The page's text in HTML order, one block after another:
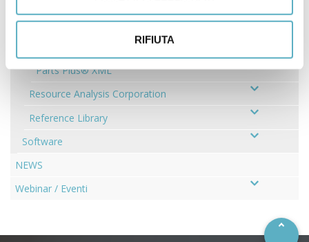
RIFIUTA
Parts Plus CC®
Environmental Compliance Management Module (CMM)
Parts Plus® XML
Resource Analysis Corporation
Reference Library
Software
NEWS
Webinar / Eventi